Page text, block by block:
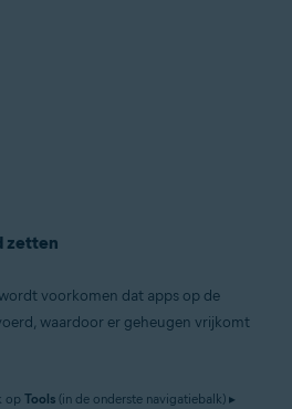
zetten
voorkomen dat apps op de
waardoor er geheugen vrijkomt
op Tools (in de onderste navigatiebalk) ▸